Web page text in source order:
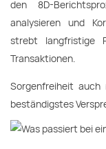
den 8D-
analysieren und
strebt langfristige
Transaktionen.
Sorgenfreiheit
beständigstes